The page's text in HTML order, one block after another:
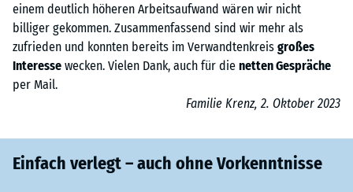
einem deutlich höheren Arbeitsaufwand wären wir nicht
billiger gekommen. Zusammenfassend sind wir mehr als
zufrieden und konnten bereits im Verwandtenkreis großes
Interesse wecken. Vielen Dank, auch für die netten Gespräche
per Mail.
Familie Krenz, 2. Oktober 2023
Einfach verlegt – auch ohne Vorkenntnisse